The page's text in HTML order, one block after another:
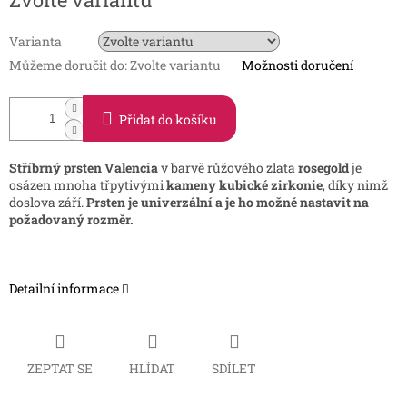
cena:
Varianta
Můžeme doručit do:Zvolte variantu Možnosti doručení
Přidat do košíku
Stříbrný prsten Valenciav barvě růžového zlatarosegoldje
osázen mnoha třpytivýmikameny kubické zirkonie, díky nimž
doslova září.Prsten je univerzální a je ho možné nastavit na
požadovaný rozměr.
Detailní informace
ZEPTAT SE HLÍDAT SDÍLET